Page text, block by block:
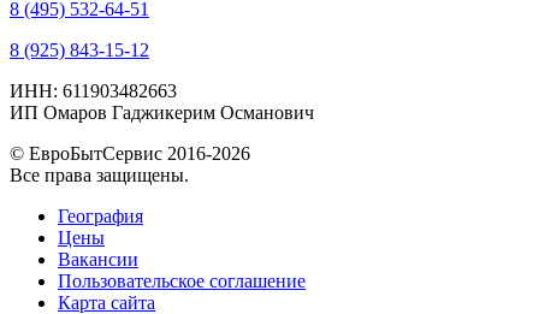
8 (495) 532-64-51
8 (925) 843-15-12
ИНН: 611903482663
ИП Омаров Гаджикерим Османович
© ЕвроБытСервис 2016-2026
Все права защищены.
География
Цены
Вакансии
Пользовательское соглашение
Карта сайта